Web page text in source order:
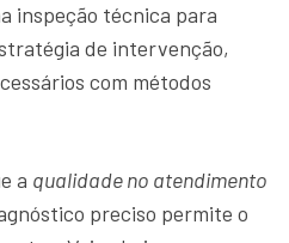
inspeção técnica para
de intervenção,
com métodos
a qualidade no atendimento
preciso permite o